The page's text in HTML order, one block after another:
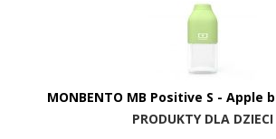
MONBENTO MB Positive S - Apple
PRODUKTY DLA DZIECI